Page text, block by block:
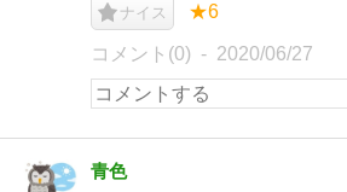
ナイス ★6
コメント(0) 2020/06/27
青色